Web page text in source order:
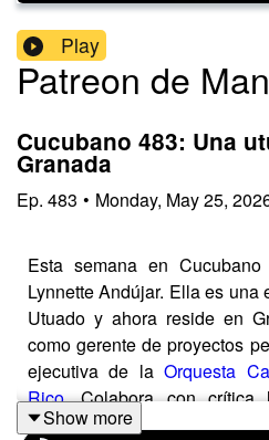
Play
Patreon de
Cucubano 483: Una
Granada
Ep. 483 • Monday, May 25,
Esta semana en
Lynnette Andújar. Ella es
Utuado y ahora reside en
como gerente de proyectos
ejecutiva de laOrquesta
Rico. Colabora con crítica
diversos medios digitales de
Show more